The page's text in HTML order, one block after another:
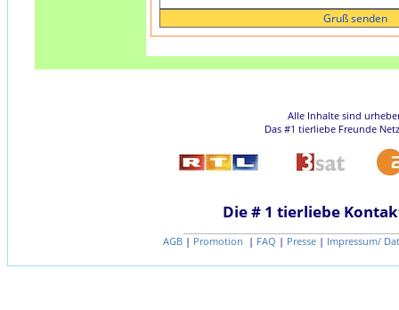
Alle Inhalte sind
Das #1 tierliebe Freunde
Die # 1 tierliebe
AGB | Promotion | FAQ | Presse | Impressum/